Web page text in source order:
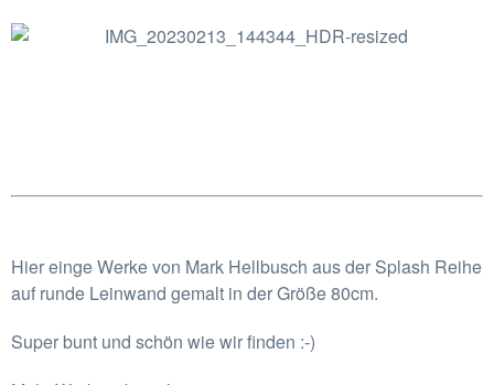
Hier einge Werke von Mark Hellbusch aus der Splash Reihe
auf runde Leinwand gemalt in der Größe 80cm.
Super bunt und schön wie wir finden :-)